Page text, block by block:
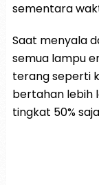
sementara
Saat menyala
semua lampu
terang seperti
bertahan lebih
tingkat 50%